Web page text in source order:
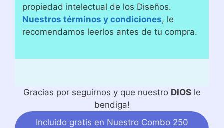
propiedad intelectual de los Diseños.
Nuestros términos y condiciones, le
recomendamos leerlos antes de tu compra.
Gracias por seguirnos y que nuestro DIOSle
bendiga!
Incluido gratis en Nuestro Combo 250